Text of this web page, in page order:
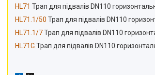
HL71 Трап для підвалів DN110
HL71.1/50 Трап для підвалів DN110
HL71.1/7Трап для підвалів DN110
HL71G Трап для підвалів DN110